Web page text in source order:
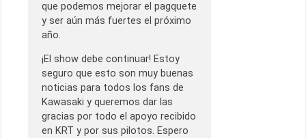
que podemos mejorar el pagquete
y ser aún más fuertes el próximo
año.
¡El show debe continuar! Estoy
seguro que esto son muy buenas
noticias para todos los fans de
Kawasaki y queremos dar las
gracias por todo el apoyo recibido
en KRT y por sus pilotos. Espero